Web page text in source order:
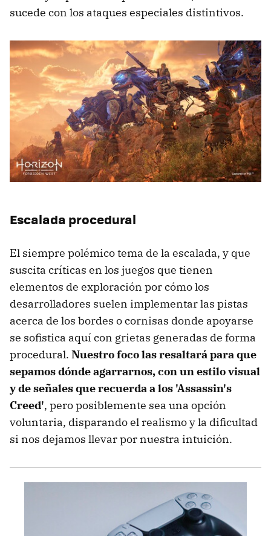
sucede con los ataques especiales distintivos.
Escalada procedural
El siempre polémico tema de la escalada, y que
suscita críticas en los juegos que tienen
elementos de exploración por cómo los
desarrolladores suelen implementar las pistas
acerca de los bordes o cornisas donde apoyarse
se sofistica aquí con grietas generadas de forma
procedural. Nuestro foco las resaltará para que
sepamos dónde agarrarnos, con un estilo visual
y de señales que recuerda a los 'Assassin's
Creed', pero posiblemente sea una opción
voluntaria, disparando el realismo y la dificultad
si nos dejamos llevar por nuestra intuición.